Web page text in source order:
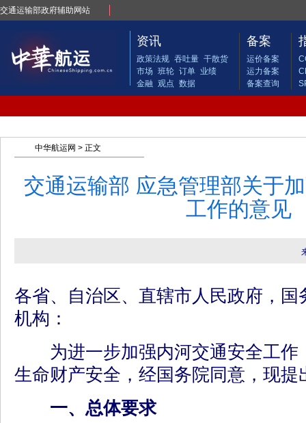
交通运输部政府辅助网站
资讯
政策法规 吞吐量 干散货
市场 班轮 订单 业绩
金融 观点 数据
备案
运价备案
运力备案
备案查询
中华航运网 > 正文
交通运输部 应急管理部关于
工作的意见
各省、自治区、直辖市人民政府，国
机构：
为进一步加强内河交通安全工作
生命财产安全，经国务院同意，现提
一、总体要求